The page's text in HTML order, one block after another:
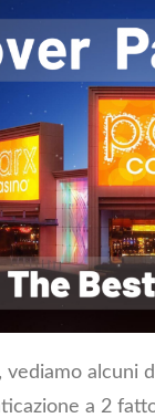
alcuni
a 2